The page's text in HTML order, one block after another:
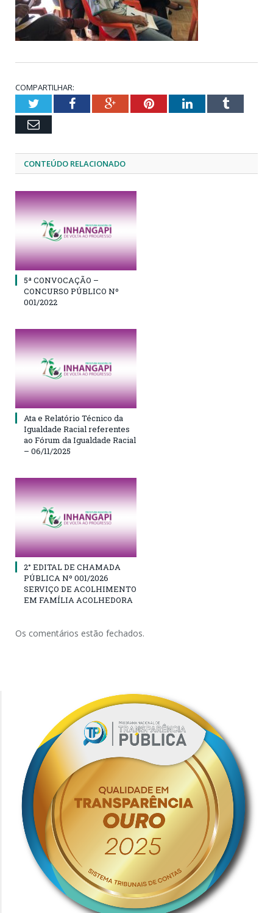
COMPARTILHAR:
TwitterFacebookGoogle+PinterestLinkedInTumblr
Email
CONTEÚDO RELACIONADO
5ª CONVOCAÇÃO –
CONCURSO PÚBLICO Nº
001/2022
Ata e Relatório Técnico da
Igualdade Racial referentes
ao Fórum da Igualdade Racial
– 06/11/2025
2° EDITAL DE CHAMADA
PÚBLICA Nº 001/2026
SERVIÇO DE ACOLHIMENTO
EM FAMÍLIA ACOLHEDORA
Os comentários estão fechados.